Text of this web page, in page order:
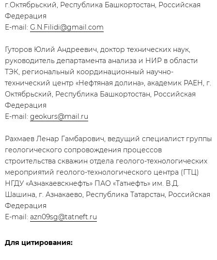
г.Октябрьский, Республика Башкортостан, Российская
Федерация
E-mail: G.N.Filidi@gmail.com
Гуторов Юлий Андреевич, доктор технических наук,
руководитель департамента анализа и НИР в области
ТЭК, региональный координационный научно-
технический центр «Нефтяная долина», академик РАЕН, г.
Октябрьский, Республика Башкортостан, Российская
Федерация
E-mail: geokurs@mail.ru
Рахмаев Ленар Гамбарович, ведущий специалист группы
геологического сопровождения процессов
строительства скважин отдела геолого-технологических
мероприятий геолого-технологического центра (ГТЦ)
НГДУ «Азнакаевскнефть» ПАО «Татнефть» им. В.Д.
Шашина, г. Азнакаево, Республика Татарстан, Российская
Федерация
E-mail: azn09sg@tatneft.ru
Для цитирования: